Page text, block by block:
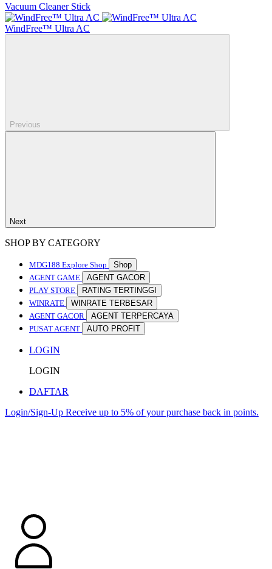
Vacuum Cleaner Stick
WindFree™ Ultra AC
Previous
Next
SHOP BY CATEGORY
MDG188 Explore Shop
Shop
AGENT GAME
AGENT GACOR
PLAY STORE
RATING TERTINGGI
WINRATE
WINRATE TERBESAR
AGENT GACOR
AGENT TERPERCAYA
PUSAT AGENT
AUTO PROFIT
LOGIN
LOGIN
DAFTAR
Login/Sign-Up Receive up to 5% of your purchase back in points.